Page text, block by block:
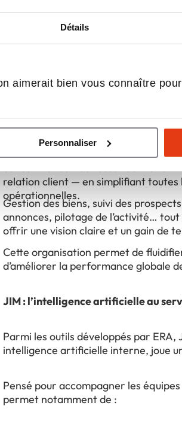
Détails
aimerait bien vous connaître
Personnaliser
Dans un marché immobilier de plus
la performance ne repose plus
Elle passe aussi par la capacité à
optimiser son activité et améliorer
affiliés un écosystème complet de
développement de son agence.
Des outils pensés pour le quotidien
L’objectif est simple : permettre aux
concentrer sur leur cœur de métier
relation client — en simplifiant toutes
opérationnelles.
Gestion des biens, suivi des
annonces, pilotage de l’activité…
offrir une vision claire et un gain de
Cette organisation permet de
d’améliorer la performance globale
JIM : l’intelligence artificielle au
Parmi les outils développés par ERA,
intelligence artificielle interne, joue
Pensé pour accompagner les
permet notamment de :